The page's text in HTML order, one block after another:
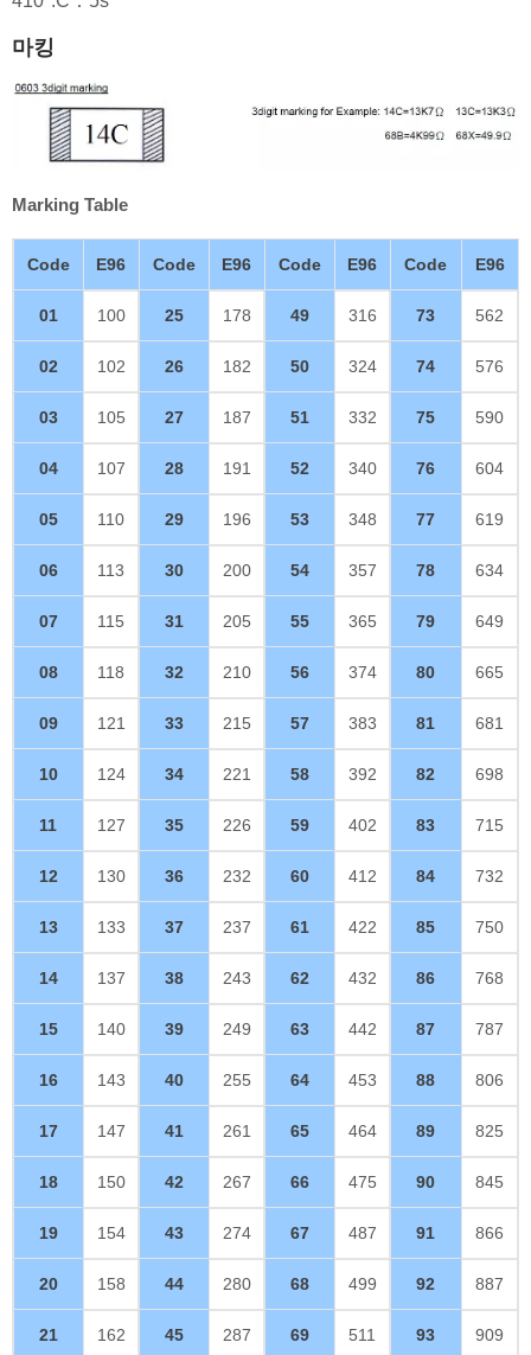
마킹
Marking Table
Code E96 Code E96 Code E96 Code E96
01 100 25 178 49 316 73 562
02 102 26 182 50 324 74 576
03 105 27 187 51 332 75 590
04 107 28 191 52 340 76 604
05 110 29 196 53 348 77 619
06 113 30 200 54 357 78 634
07 115 31 205 55 365 79 649
08 118 32 210 56 374 80 665
09 121 33 215 57 383 81 681
10 124 34 221 58 392 82 698
11 127 35 226 59 402 83 715
12 130 36 232 60 412 84 732
13 133 37 237 61 422 85 750
14 137 38 243 62 432 86 768
15 140 39 249 63 442 87 787
16 143 40 255 64 453 88 806
17 147 41 261 65 464 89 825
18 150 42 267 66 475 90 845
19 154 43 274 67 487 91 866
20 158 44 280 68 499 92 887
21 162 45 287 69 511 93 909